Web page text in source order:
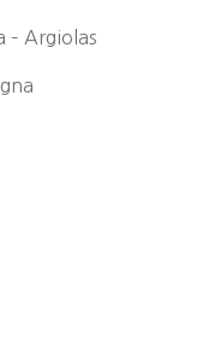
– Argiolas